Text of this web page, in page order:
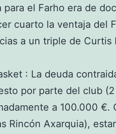
para el Farho era de
cuarto la ventaja del
a un triple de
: La deuda
por parte del club
a 100.000 €.
Rincón Axarquia),